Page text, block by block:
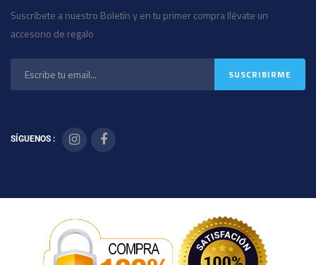
Suscríbete a nuestro Boletín y en tu primer compra llévate un
accesorio de regalo
SÍGUENOS :